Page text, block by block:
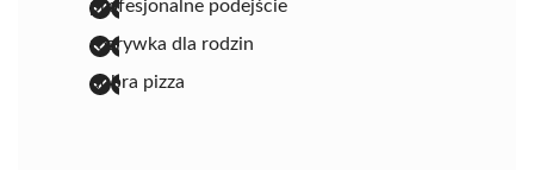
profesjonalne podejście
rozrywka dla rodzin
dobra pizza